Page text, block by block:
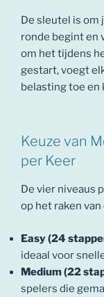
De sleutel is om
ronde begint en
om het tijdens
gestart, voegt
belasting toe en
Keuze van
per Keer
De vier niveaus
op het raken van
Easy (24
ideaal voor
Medium (22
spelers die